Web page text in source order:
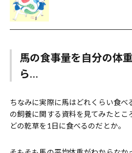
馬の食事量を自分の体
ら…
ちなみに実際に馬はどれくらい食べ
の飼養に関する資料を見てみたとこ
どの乾草を1日に食べるのだとか。